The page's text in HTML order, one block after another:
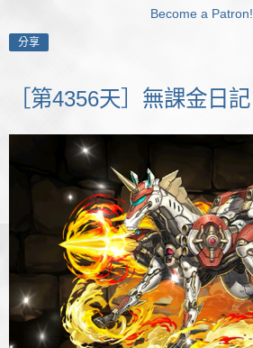
Become a Patron!
分享
［第4356天］無課金日記